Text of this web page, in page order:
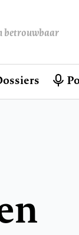
betrouwbaar